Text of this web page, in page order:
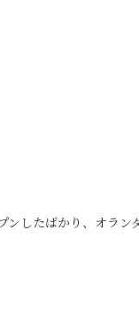
ンしたばかり、オラン